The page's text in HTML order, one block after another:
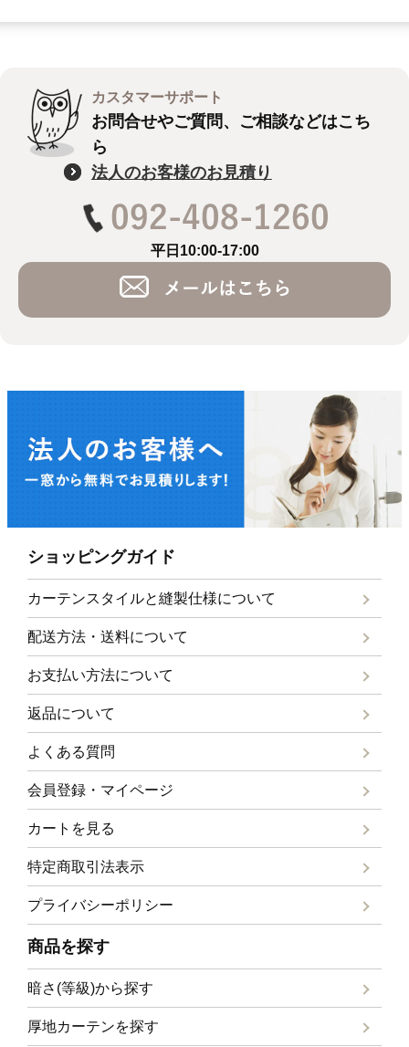
カスタマーサポート
お問合せやご質問、ご相談などはこち
ら
法人のお客様のお見積り
平日10:00-17:00
ショッピングガイド
カーテンスタイルと縫製仕様について
配送方法・送料について
お支払い方法について
返品について
よくある質問
会員登録・マイページ
カートを見る
特定商取引法表示
プライバシーポリシー
商品を探す
暗さ(等級)から探す
厚地カーテンを探す